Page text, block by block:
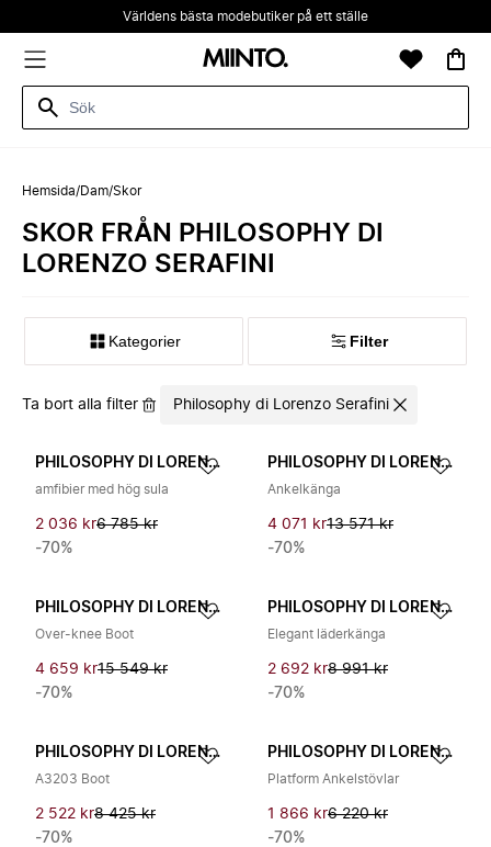
Världens bästa modebutiker på ett ställe
Hemsida/Dam/Skor
SKOR FRÅN PHILOSOPHY DI
LORENZO SERAFINI
Kategorier Filter
Ta bort alla filter Philosophy di Lorenzo Serafini
PHILOSOPHY DI LORENZO SERAFINI
amfibier med hög sula
2 036 kr6 785 kr
-70%
PHILOSOPHY DI LORENZO SERAFINI
Ankelkänga
4 071 kr13 571 kr
-70%
PHILOSOPHY DI LORENZO SERAFINI
Over-knee Boot
4 659 kr15 549 kr
-70%
PHILOSOPHY DI LORENZO SERAFINI
Elegant läderkänga
2 692 kr8 991 kr
-70%
PHILOSOPHY DI LORENZO SERAFINI
A3203 Boot
2 522 kr8 425 kr
-70%
PHILOSOPHY DI LORENZO SERAFINI
Platform Ankelstövlar
1 866 kr6 220 kr
-70%